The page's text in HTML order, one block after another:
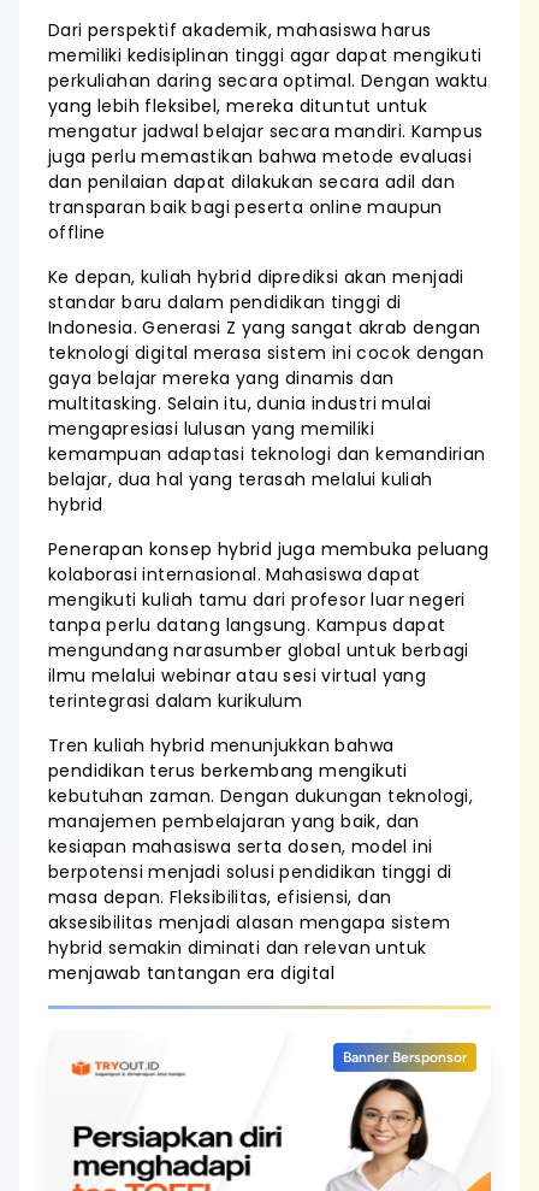
Dari perspektif akademik, mahasiswa harus
memiliki kedisiplinan tinggi agar dapat mengikuti
perkuliahan daring secara optimal. Dengan waktu
yang lebih fleksibel, mereka dituntut untuk
mengatur jadwal belajar secara mandiri. Kampus
juga perlu memastikan bahwa metode evaluasi
dan penilaian dapat dilakukan secara adil dan
transparan baik bagi peserta online maupun
offline
Ke depan, kuliah hybrid diprediksi akan menjadi
standar baru dalam pendidikan tinggi di
Indonesia. Generasi Z yang sangat akrab dengan
teknologi digital merasa sistem ini cocok dengan
gaya belajar mereka yang dinamis dan
multitasking. Selain itu, dunia industri mulai
mengapresiasi lulusan yang memiliki
kemampuan adaptasi teknologi dan kemandirian
belajar, dua hal yang terasah melalui kuliah
hybrid
Penerapan konsep hybrid juga membuka peluang
kolaborasi internasional. Mahasiswa dapat
mengikuti kuliah tamu dari profesor luar negeri
tanpa perlu datang langsung. Kampus dapat
mengundang narasumber global untuk berbagi
ilmu melalui webinar atau sesi virtual yang
terintegrasi dalam kurikulum
Tren kuliah hybrid menunjukkan bahwa
pendidikan terus berkembang mengikuti
kebutuhan zaman. Dengan dukungan teknologi,
manajemen pembelajaran yang baik, dan
kesiapan mahasiswa serta dosen, model ini
berpotensi menjadi solusi pendidikan tinggi di
masa depan. Fleksibilitas, efisiensi, dan
aksesibilitas menjadi alasan mengapa sistem
hybrid semakin diminati dan relevan untuk
menjawab tantangan era digital
Banner Bersponsor